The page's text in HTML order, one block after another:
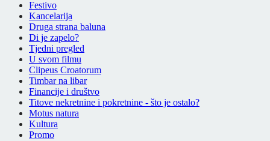
Festivo
Kancelarija
Druga strana baluna
Di je zapelo?
Tjedni pregled
U svom filmu
Clipeus Croatorum
Timbar na libar
Financije i društvo
Titove nekretnine i pokretnine - što je ostalo?
Motus natura
Kultura
Promo